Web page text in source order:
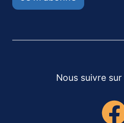
Nous suivre